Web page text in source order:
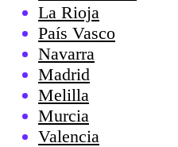
La Rioja
País Vasco
Navarra
Madrid
Melilla
Murcia
Valencia